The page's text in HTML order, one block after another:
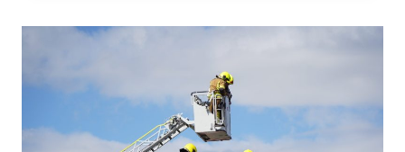
WONING
SENIORENFLAT
WATERTORENWEG
IN